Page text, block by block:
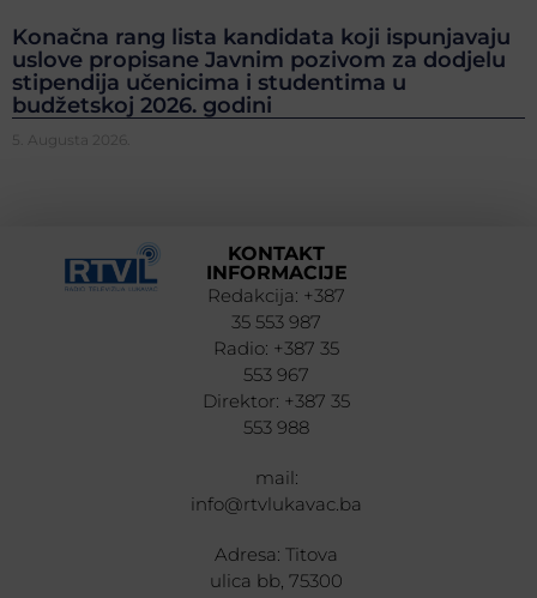
Konačna rang lista kandidata koji ispunjavaju
uslove propisane Javnim pozivom za dodjelu
stipendija učenicima i studentima u
budžetskoj 2026. godini
5. Augusta 2026.
KONTAKT
INFORMACIJE
Redakcija: +387
35 553 987
Radio: +387 35
553 967
Direktor: +387 35
553 988
mail:
info@rtvlukavac.ba
Adresa: Titova
ulica bb, 75300